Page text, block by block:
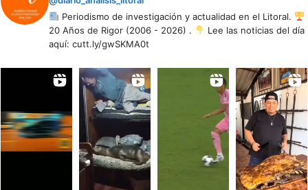
Periodismo de investigación y actualidad en el Litoral.
20 Años de Rigor (2006 - 2026) .
Lee las noticias del día
aquí: cutt.ly/gwSKMA0t